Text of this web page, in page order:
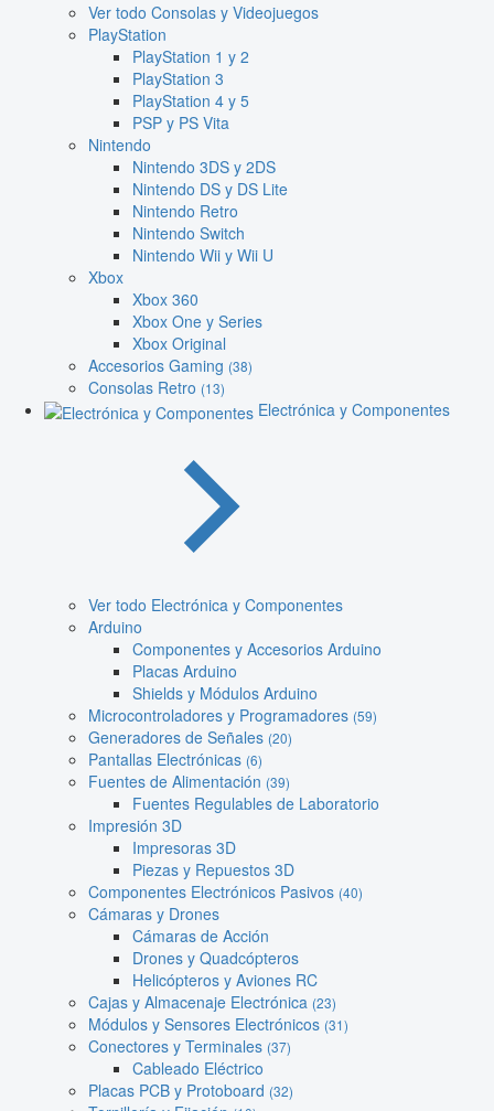
Ver todo Consolas y Videojuegos
PlayStation
PlayStation 1 y 2
PlayStation 3
PlayStation 4 y 5
PSP y PS Vita
Nintendo
Nintendo 3DS y 2DS
Nintendo DS y DS Lite
Nintendo Retro
Nintendo Switch
Nintendo Wii y Wii U
Xbox
Xbox 360
Xbox One y Series
Xbox Original
Accesorios Gaming (38)
Consolas Retro (13)
Electrónica y Componentes
Ver todo Electrónica y Componentes
Arduino
Componentes y Accesorios Arduino
Placas Arduino
Shields y Módulos Arduino
Microcontroladores y Programadores (59)
Generadores de Señales (20)
Pantallas Electrónicas (6)
Fuentes de Alimentación (39)
Fuentes Regulables de Laboratorio
Impresión 3D
Impresoras 3D
Piezas y Repuestos 3D
Componentes Electrónicos Pasivos (40)
Cámaras y Drones
Cámaras de Acción
Drones y Quadcópteros
Helicópteros y Aviones RC
Cajas y Almacenaje Electrónica (23)
Módulos y Sensores Electrónicos (31)
Conectores y Terminales (37)
Cableado Eléctrico
Placas PCB y Protoboard (32)